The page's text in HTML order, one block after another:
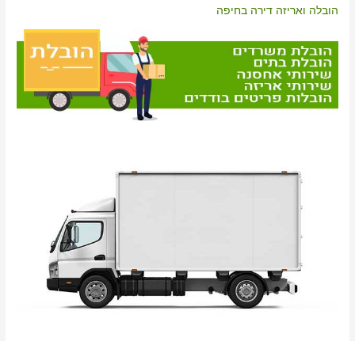
הובלה ואריזה דירה בחיפה